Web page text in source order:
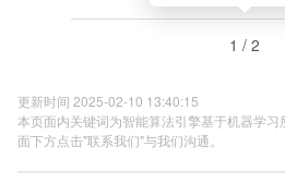
1 / 2
更新时间 2025-02-10 13:40:15
本页面内关键词为智能算法引擎基于机器学
面下方点击"联系我们"与我们沟通。